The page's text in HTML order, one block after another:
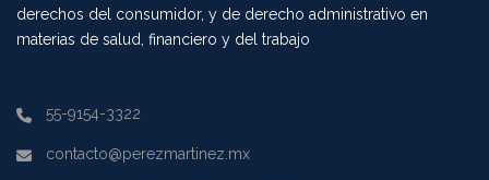
derechos del consumidor, y de derecho administrativo en
materias de salud, financiero y del trabajo
55-9154-3322
contacto@perezmartinez.mx